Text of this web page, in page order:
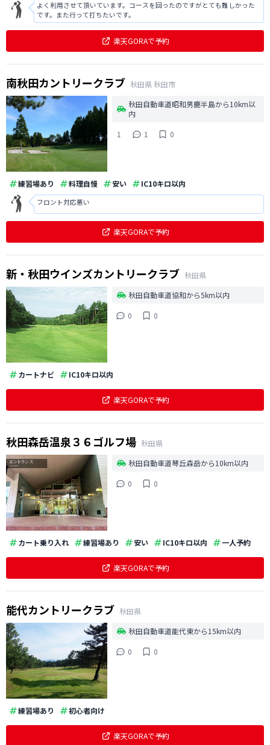
よく利用させて頂いています。コースを回ったのですがとても難しかった
です。また行って打ちたいです。
楽天GORAで予約
南秋田カントリークラブ 秋田県 秋田市
秋田自動車道昭和男鹿半島から10km以
内
1
1 0
練習場あり 料理自慢 安い IC10キロ以内
フロント対応悪い
楽天GORAで予約
新・秋田ウインズカントリークラブ 秋田県
秋田自動車道協和から5km以内
0
0
カートナビ IC10キロ以内
楽天GORAで予約
秋田森岳温泉３６ゴルフ場 秋田県
秋田自動車道琴丘森岳から10km以内
0
0
カート乗り入れ 練習場あり 安い IC10キロ以内 一人予約
楽天GORAで予約
能代カントリークラブ 秋田県
秋田自動車道能代東から15km以内
0
0
練習場あり 初心者向け
楽天GORAで予約